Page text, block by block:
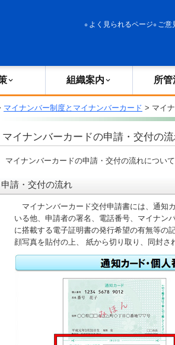
よく見られるページ ご意
組織案内 所
マイナンバー制度とマイナンバーカード > マイ
マイナンバーカードの申請・交付の
マイナンバーカードの申請・交付の流れについて
申請・交付の流れ
マイナンバーカード交付申請書には、通知
いる他、申請者の署名、電話番号、マイナン
に搭載する電子証明書の発行希望の有無等の
顔写真を貼付の上、 紙から切り取り、同封さ